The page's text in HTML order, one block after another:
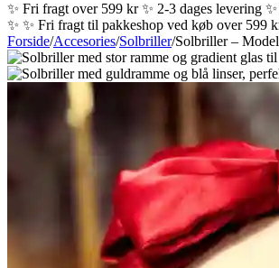
✨ Fri fragt over 599 kr ✨ 2-3 dages levering
✨ ✨ Fri fragt til pakkeshop ved køb over 599
Forside/Accesories/Solbriller/Solbriller –